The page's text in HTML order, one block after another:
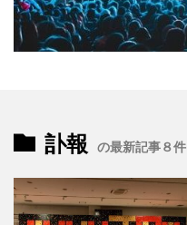
訃報 の最新記事８件